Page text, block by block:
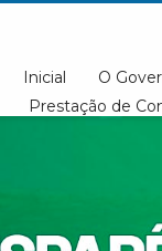
Inicial O
Prestação de